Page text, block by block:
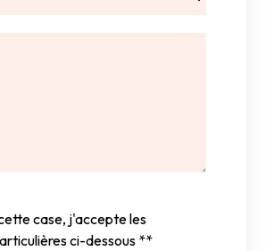
case, j'accepte les
ci-dessous **